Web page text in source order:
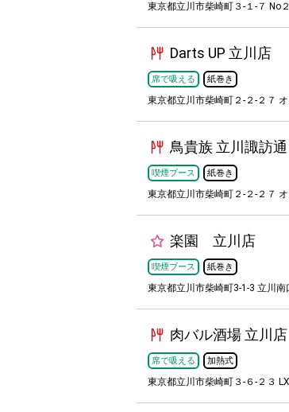
東京都立川市柴崎町３-１-７ No
Darts UP 立川店
席で吸える 紙巻き
東京都立川市柴崎町２-２-２７
鳥貴族 立川諏訪
喫煙ブース 紙巻き
東京都立川市柴崎町２-２-２７
楽園 立川店
喫煙ブース 紙巻き
東京都立川市柴崎町3-1-3 立川南
肉バル酒場 立川店
席で吸える 加熱式
東京都立川市柴崎町３-６-２３